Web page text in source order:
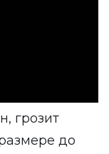
грозит
до